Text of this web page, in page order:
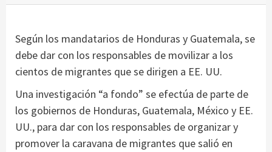
Según los mandatarios de Honduras y Guatemala, se
debe dar con los responsables de movilizar a los
cientos de migrantes que se dirigen a EE. UU.
Una investigación “a fondo” se efectúa de parte de
los gobiernos de Honduras, Guatemala, México y EE.
UU., para dar con los responsables de organizar y
promover la caravana de migrantes que salió en